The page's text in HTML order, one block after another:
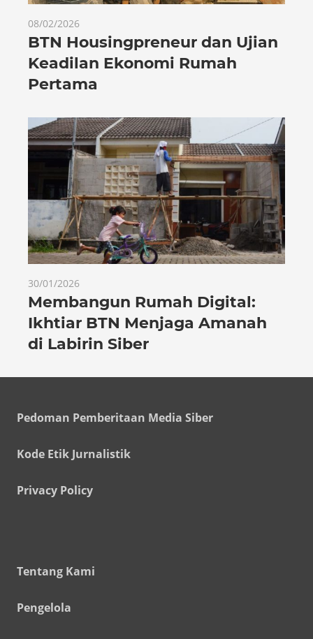
08/02/2026
BTN Housingpreneur dan Ujian
Keadilan Ekonomi Rumah
Pertama
30/01/2026
Membangun Rumah Digital:
Ikhtiar BTN Menjaga Amanah
di Labirin Siber
Pedoman Pemberitaan Media Siber
Kode Etik Jurnalistik
Privacy Policy
Tentang Kami
Pengelola